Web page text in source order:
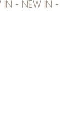
IN - NEW IN -